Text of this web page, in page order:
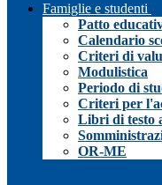
Famiglie e studenti
Patto
Calendario
Criteri di
Modulistica
Periodo di
Criteri per
Libri di testo
OR-ME